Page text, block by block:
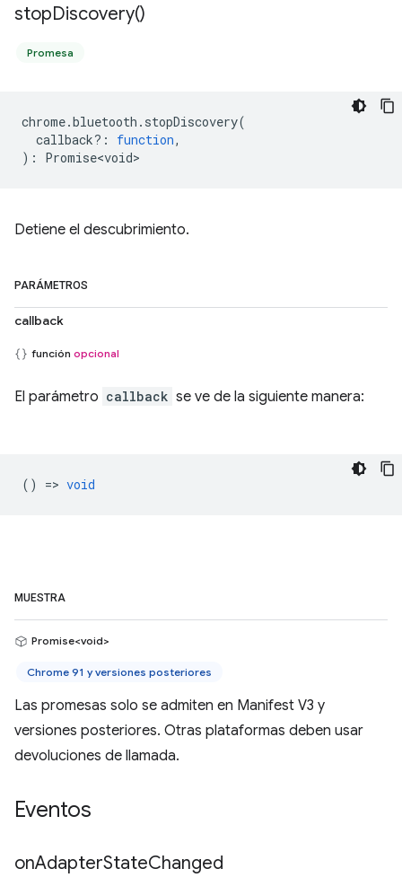
stopDiscovery()
Promesa
chrome.bluetooth . stopDiscovery(
callback? : function,
) : Promise<void>
Detiene el descubrimiento.
PARÁMETROS
callback
función opcional
El parámetro callback se ve de la siguiente manera:
() => void
MUESTRA
Promise<void>
Chrome 91 y versiones posteriores
Las promesas solo se admiten en Manifest V3 y
versiones posteriores. Otras plataformas deben usar
devoluciones de llamada.
Eventos
onAdapterStateChanged